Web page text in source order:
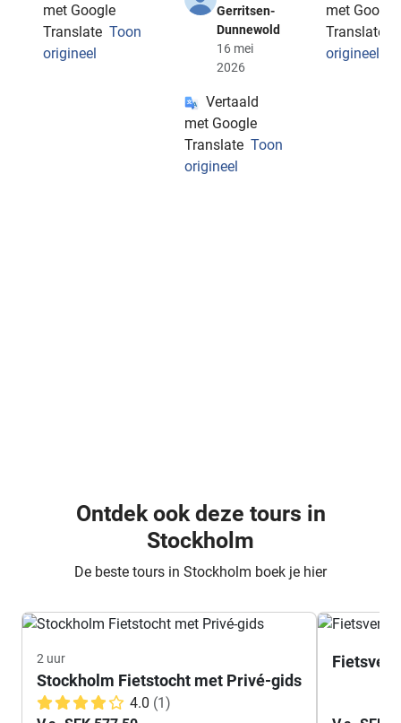
met Google
Translate Toon
origineel
Gerritsen-
Dunnewold
16 mei
2026
Vertaald
met Google
Translate Toon
origineel
met Google
Translate
origineel
Ontdek ook deze tours in
Stockholm
De beste tours in Stockholm boek je hier
2 uur
Stockholm Fietstocht met Privé-gids
4.0 (1)